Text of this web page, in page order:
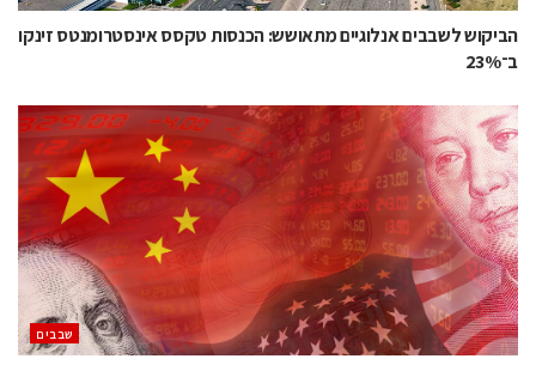
הביקוש לשבבים אנלוגיים מתאושש: הכנסות טקסס אינסטרומנטס זינקו
ב־23%
‫שבבים‬